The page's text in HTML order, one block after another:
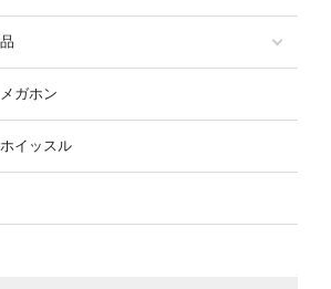
ガホン
イッスル